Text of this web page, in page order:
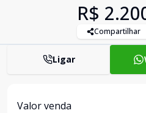
R$
Compartilhar
Ligar
Valor venda